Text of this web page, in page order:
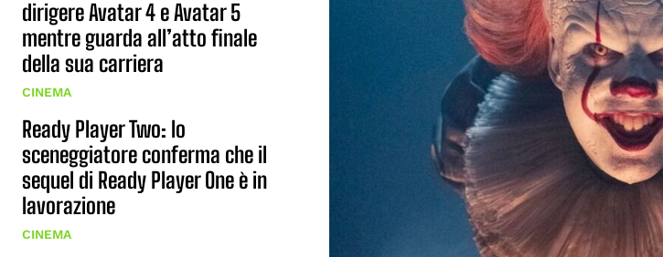
dirigere Avatar 4 e Avatar 5
mentre guarda all’atto finale
della sua carriera
CINEMA
Ready Player Two: lo
sceneggiatore conferma che il
sequel di Ready Player One è in
lavorazione
CINEMA